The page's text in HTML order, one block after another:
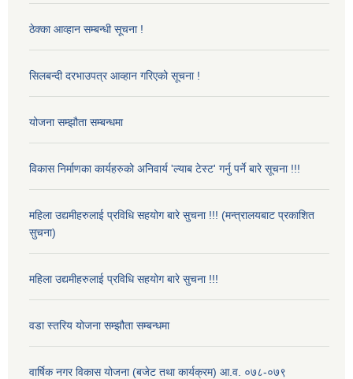
ठेक्का आव्हान सम्बन्धी सूचना !
सिलबन्दी दरभाउपत्र आव्हान गरिएको सूचना !
योजना सम्झौता सम्बन्धमा
विकास निर्माणका कार्यहरुको अनिवार्य 'ल्याब टेस्ट' गर्नु पर्ने बारे सूचना !!!
महिला उद्यमीहरुलाई प्रविधि सहयोग बारे सुचना !!! (मन्त्रालयबाट प्रकाशित
सुचना)
महिला उद्यमीहरुलाई प्रविधि सहयोग बारे सुचना !!!
वडा स्तरिय योजना सम्झौता सम्बन्धमा
वार्षिक नगर विकास योजना (बजेट तथा कार्यक्रम) आ.व. ०७८-०७९